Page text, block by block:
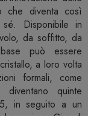
che diventa così
sé. Disponibile in
da soffitto, da
può essere
a loro volta
formali, come
diventano quinte
in seguito a un